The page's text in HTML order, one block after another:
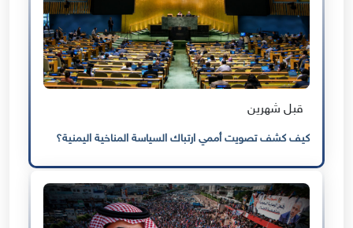
قبل شهرين
كيف كشف تصويت أممي ارتباك السياسة المناخية اليمنية؟